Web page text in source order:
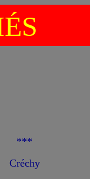
***
Créchy